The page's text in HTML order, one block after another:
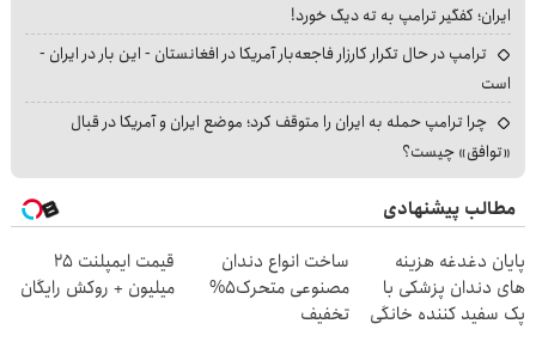
ایران؛ کفگیر ترامپ به ته دیگ خورد!
ترامپ در حال تکرار کارزار فاجعه‌بار آمریکا در افغانستان - این بار در ایران -
است
چرا ترامپ حمله به ایران را متوقف کرد؛ موضع ایران و آمریکا در قبال
«توافق» چیست؟
مطالب پیشنهادی
پایان دغدغه هزینه
های دندان پزشکی با
پک سفید کننده خانگی
ساخت انواع دندان
مصنوعی متحرک5%
تخفیف
قیمت ایمپلنت ۲۵
میلیون + روکش رایگان